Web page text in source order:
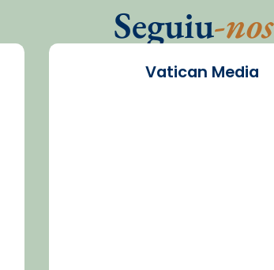
Seguiu-nos
Vatican Media